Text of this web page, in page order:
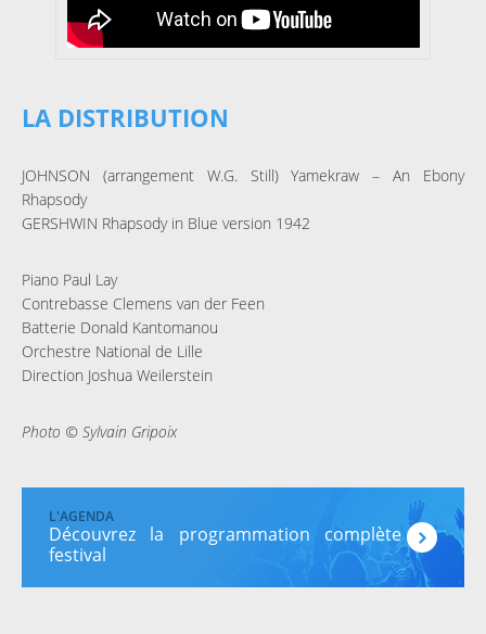
LA DISTRIBUTION
JOHNSON (arrangement W.G. Still) Yamekraw – An Ebony
Rhapsody
GERSHWIN Rhapsody in Blue version 1942
Piano Paul Lay
Contrebasse Clemens van der Feen
Batterie Donald Kantomanou
Orchestre National de Lille
Direction Joshua Weilerstein
Photo © Sylvain Gripoix
Découvrez la programmation complète du
festival